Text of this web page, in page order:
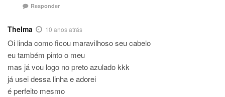
Responder
Thelma 10 anos atrás
Oi linda como ficou maravilhoso seu cabelo
eu também pinto o meu
mas já vou logo no preto azulado kkk
já usei dessa linha e adorei
é perfeito mesmo